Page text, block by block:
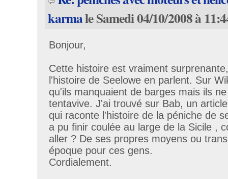
karmale Samedi 04/10/2008 à
Bonjour,
Cette histoire est vraiment
l'histoire de Seelowe en parlent. Sur
qu'ils manquaient de barges mais ils
tentavive. J'ai trouvé sur Bab, un
qui raconte l'histoire de la péniche de
a pu finir coulée au large de la Sicile ,
aller ? De ses propres moyens ou
époque pour ces gens.
Cordialement.